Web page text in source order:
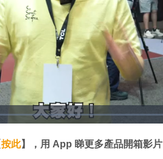
按此】，用 App 睇更多產品開箱影片